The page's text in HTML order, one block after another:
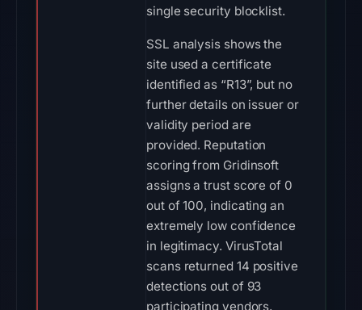
single security blocklist.
SSL analysis shows the
site used a certificate
identified as “R13”, but no
further details on issuer or
validity period are
provided. Reputation
scoring from Gridinsoft
assigns a trust score of 0
out of 100, indicating an
extremely low confidence
in legitimacy. VirusTotal
scans returned 14 positive
detections out of 93
participating vendors,